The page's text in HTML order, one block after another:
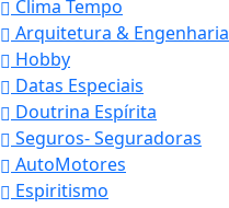
Clima Tempo
Arquitetura & Engenharia
Hobby
Datas Especiais
Doutrina Espírita
Seguros- Seguradoras
AutoMotores
Espiritismo